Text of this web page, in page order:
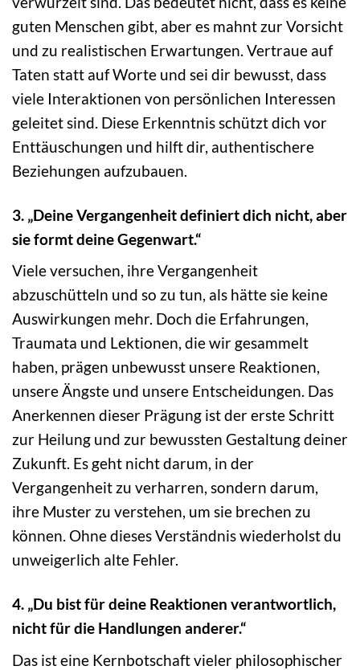
guten Menschen gibt, aber es mahnt zur Vorsicht
und zu realistischen Erwartungen. Vertraue auf
Taten statt auf Worte und sei dir bewusst, dass
viele Interaktionen von persönlichen Interessen
geleitet sind. Diese Erkenntnis schützt dich vor
Enttäuschungen und hilft dir, authentischere
Beziehungen aufzubauen.
3. „Deine Vergangenheit definiert dich nicht, aber
sie formt deine Gegenwart.“
Viele versuchen, ihre Vergangenheit
abzuschütteln und so zu tun, als hätte sie keine
Auswirkungen mehr. Doch die Erfahrungen,
Traumata und Lektionen, die wir gesammelt
haben, prägen unbewusst unsere Reaktionen,
unsere Ängste und unsere Entscheidungen. Das
Anerkennen dieser Prägung ist der erste Schritt
zur Heilung und zur bewussten Gestaltung deiner
Zukunft. Es geht nicht darum, in der
Vergangenheit zu verharren, sondern darum,
ihre Muster zu verstehen, um sie brechen zu
können. Ohne dieses Verständnis wiederholst du
unweigerlich alte Fehler.
4. „Du bist für deine Reaktionen verantwortlich,
nicht für die Handlungen anderer.“
Das ist eine Kernbotschaft vieler philosophischer